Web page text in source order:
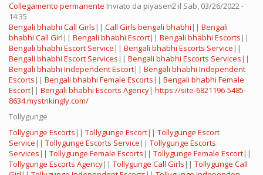
Collegamento permanente Inviato da piyasen2 il Sab, 03/26/2022 -
14:35
Bengali bhabhi Call Girls || Call Girls bengali bhabhi || Bengali
bhabhi Call Girl || Bengali bhabhi Escort|| Bengali bhabhi Escorts ||
Bengali bhabhi Escort Service || Bengali bhabhi Escorts Service ||
Bengali bhabhi Escort Services || Bengali bhabhi Escorts Services ||
Bengali bhabhi Independent Escort|| Bengali bhabhi Independent
Escorts || Bengali bhabhi Female Escorts || Bengali bhabhi Female
Escort|| Bengali bhabhi Escorts Agency| https://site-6821196-5485-
8634.mystrikingly.com/
Tollygunge
Tollygunge Escorts || Tollygunge Escort|| Tollygunge Escort
Service || Tollygunge Escorts Service || Tollygunge Escorts
Services || Tollygunge Female Escorts || Tollygunge Female Escort||
Tollygunge Escorts Agency|| Tollygunge Call Girls || Tollygunge Call